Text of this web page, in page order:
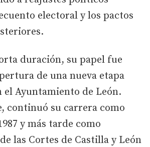
electoral y los pactos
duración, su papel fue
de una nueva etapa
Ayuntamiento de León.
continuó su carrera como
y más tarde como
las Cortes de Castilla y León